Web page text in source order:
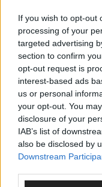
If you wish to opt-out
processing of your
targeted advertising
section to confirm
opt-out request is
interest-based ads
us or personal
your opt-out. You
disclosure of your
IAB’s list of
also be disclosed by
Downstream
Wichtigste
TOP STORIES
WISSEN